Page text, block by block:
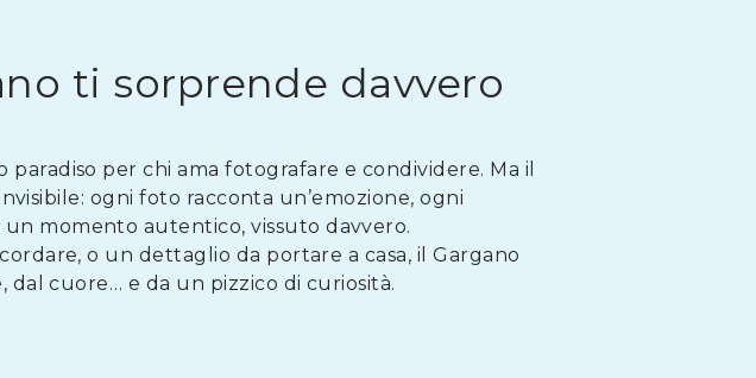
ti sorprende davvero
per chi ama fotografare e condividere. Ma il
ogni foto racconta un’emozione, ogni
momento autentico, vissuto davvero.
o un dettaglio da portare a casa, il Gargano
dal cuore… e da un pizzico di curiosità.